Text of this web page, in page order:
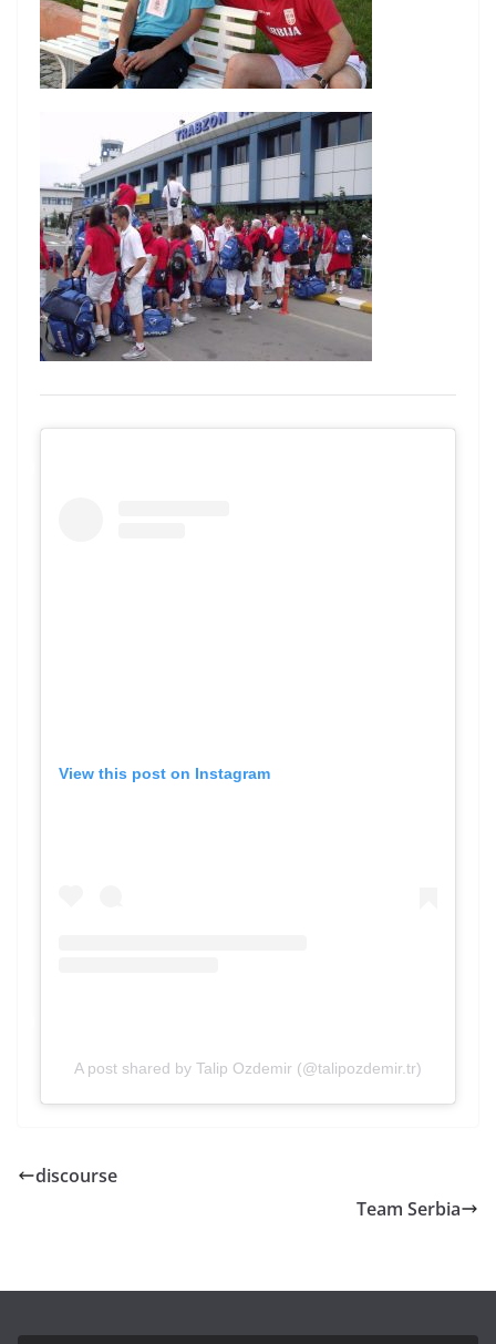
View this post on Instagram
A post shared by Talip Ozdemir (@talipozdemir.tr)
discourse
Team Serbia